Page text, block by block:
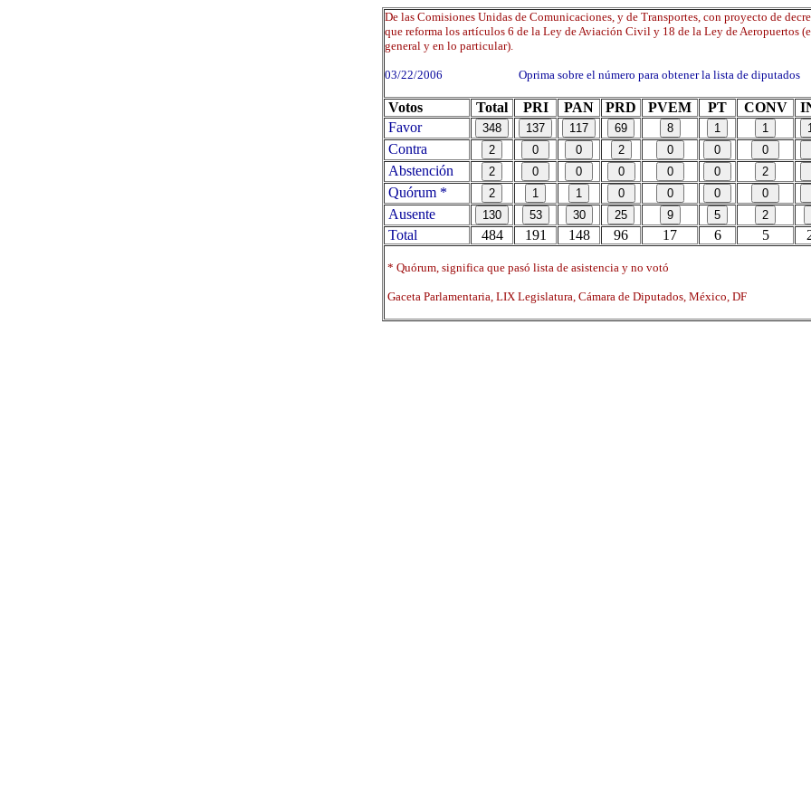
De las Comisiones Unidas de Comunicaciones, y de Transportes, con proyecto de
que reforma los artículos 6 de la Ley de Aviación Civil y 18 de la Ley de Aeropuertos
general y en lo particular).
03/22/2006 Oprima sobre el número para obtener la lista de diputados
Votos Total PRI PAN PRD PVEM PT CONV
Favor
Contra
Abstención
Quórum *
Ausente
Total
484 191 148 96 17 6 5
* Quórum, significa que pasó lista de asistencia y no votó
Gaceta Parlamentaria, LIX Legislatura, Cámara de Diputados, México, DF